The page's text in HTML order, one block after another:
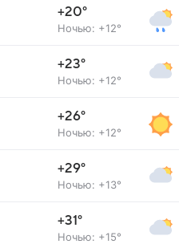
+20°
Ночью: +12°
+23°
Ночью: +12°
+26°
Ночью: +12°
+29°
Ночью: +13°
+31°
Ночью: +15°